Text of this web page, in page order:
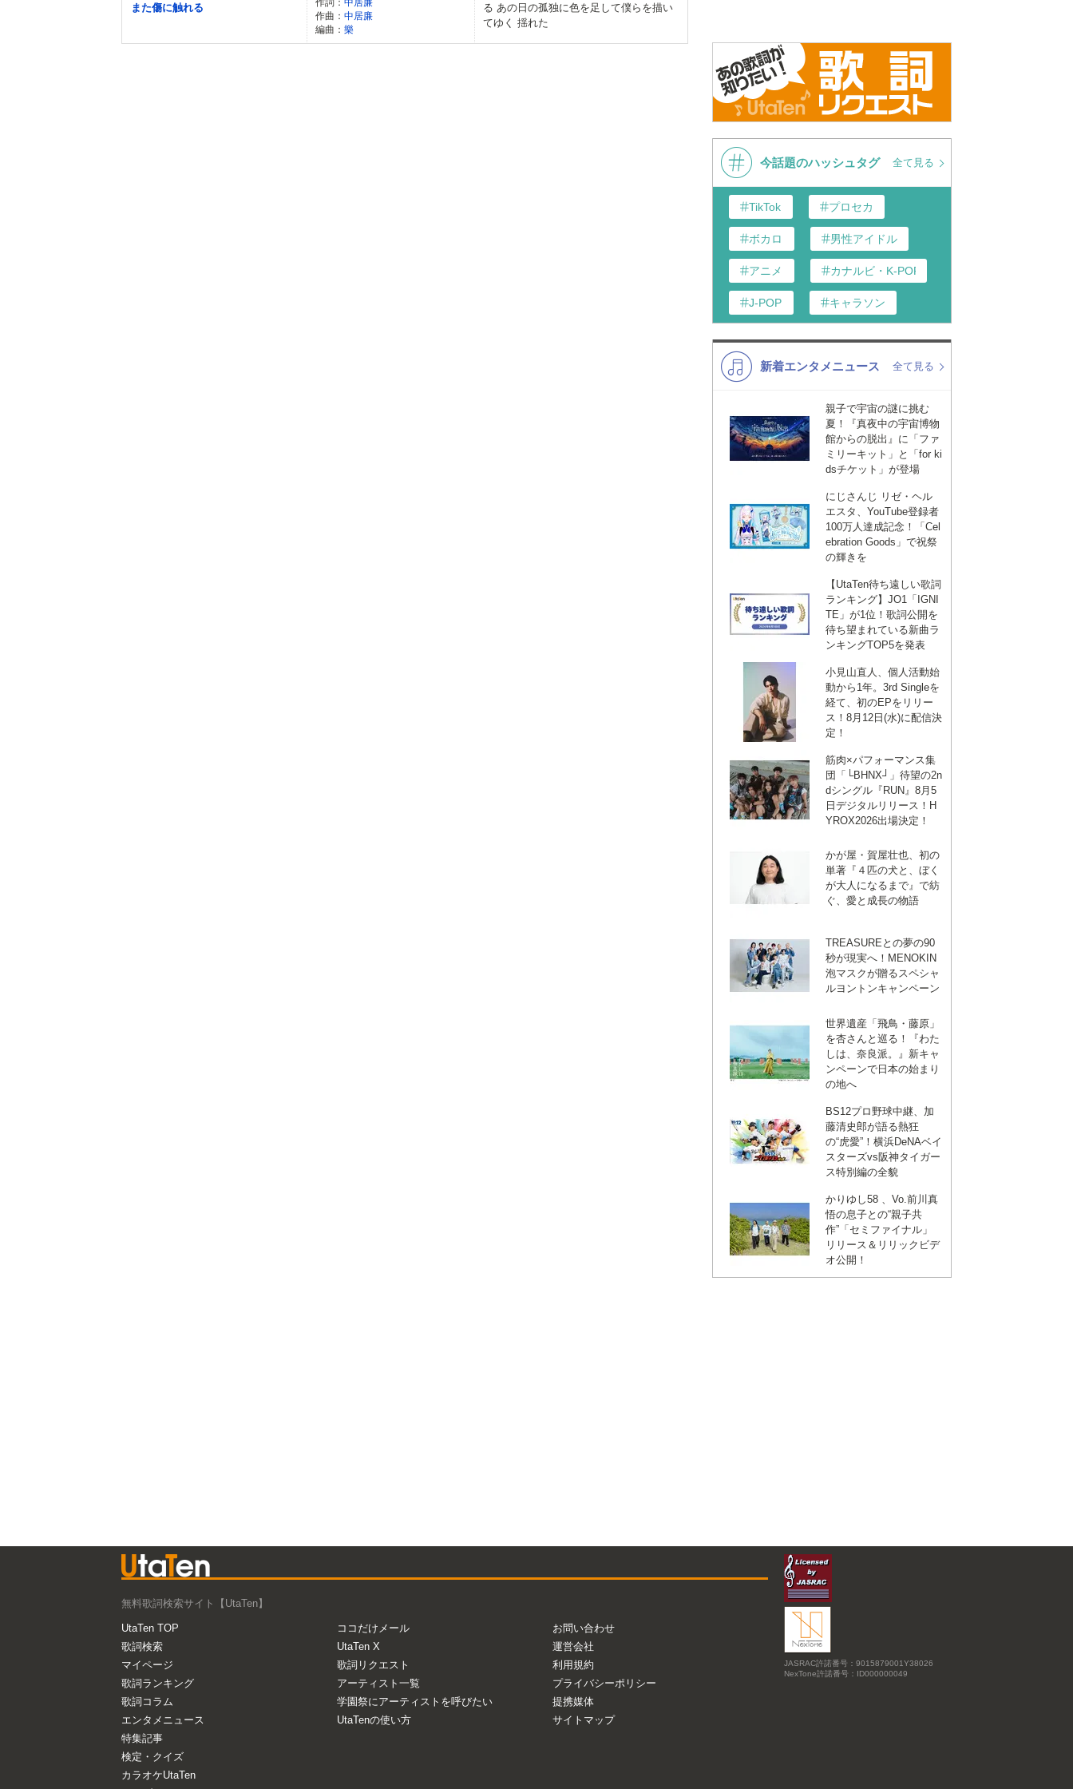
また傷に触れる
作曲： 中居廉
編曲： 樂
る あの日の孤独に色を足して僕らを描い
てゆく 揺れた
今話題のハッシュタグ 全て見る
TikTok プロセカ
ボカロ 男性アイドル
アニメ カナルビ・K-POP和訳
J-POP キャラソン
K-POP 演歌・歌謡
VTuber ディズニー
新着エンタメニュース 全て見る
親子で宇宙の謎に挑む
夏！『真夜中の宇宙博物
館からの脱出』に「ファ
ミリーキット」と「for ki
dsチケット」が登場
にじさんじ リゼ・ヘル
エスタ、YouTube登録者
100万人達成記念！「Cel
ebration Goods」で祝祭
の輝きを
【UtaTen待ち遠しい歌詞
ランキング】JO1「IGNI
TE」が1位！歌詞公開を
待ち望まれている新曲ラ
ンキングTOP5を発表
小見山直人、個人活動始
動から1年。3rd Singleを
経て、初のEPをリリー
ス！8月12日(水)に配信決
定！
筋肉×パフォーマンス集
団「└BHNX┘」待望の2n
dシングル『RUN』8月5
日デジタルリリース！H
YROX2026出場決定！
かが屋・賀屋壮也、初の
単著『４匹の犬と、ぼく
が大人になるまで』で紡
ぐ、愛と成長の物語
TREASUREとの夢の90
秒が現実へ！MENOKIN
泡マスクが贈るスペシャ
ルヨントンキャンペーン
世界遺産「飛鳥・藤原」
を杏さんと巡る！『わた
しは、奈良派。』新キャ
ンペーンで日本の始まり
の地へ
BS12プロ野球中継、加
藤清史郎が語る熱狂
の“虎愛”！横浜DeNAベイ
スターズvs阪神タイガー
ス特別編の全貌
かりゆし58 、Vo.前川真
悟の息子との“親子共
作”「セミファイナル」
リリース＆リリックビデ
オ公開！
無料歌詞検索サイト【UtaTen】
UtaTen TOP
歌詞検索
マイページ
歌詞ランキング
歌詞コラム
エンタメニュース
特集記事
検定・クイズ
カラオケUtaTen
ココだけメール
UtaTen X
歌詞リクエスト
アーティスト一覧
学園祭にアーティストを呼びたい
UtaTenの使い方
お問い合わせ
運営会社
利用規約
プライバシーポリシー
提携媒体
サイトマップ
JASRAC許諾番号：9015879001Y38026
NexTone許諾番号：ID000000049